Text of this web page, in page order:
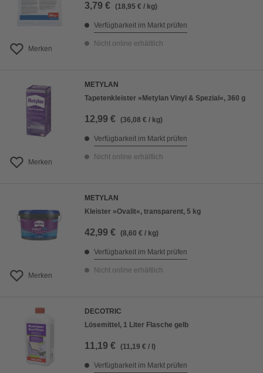
Merken
3,79 € (18,95 € / kg)
Verfügbarkeit im Markt prüfen
Nicht online erhältlich
Merken
METYLAN
Tapetenkleister »Metylan Vinyl & Spezial«, 360 g
12,99 € (36,08 € / kg)
Verfügbarkeit im Markt prüfen
Nicht online erhältlich
Merken
METYLAN
Kleister »Ovalit«, transparent, 5 kg
42,99 € (8,60 € / kg)
Verfügbarkeit im Markt prüfen
Nicht online erhältlich
DECOTRIC
Lösemittel, 1 Liter Flasche gelb
11,19 € (11,19 € / l)
Verfügbarkeit im Markt prüfen